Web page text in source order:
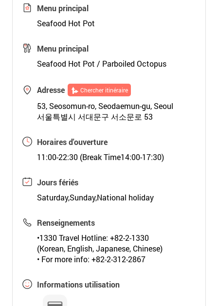
Menu principal
Seafood Hot Pot
Menu principal
Seafood Hot Pot / Parboiled Octopus
Adresse Chercher itinéraire
53, Seosomun-ro, Seodaemun-gu, Seoul
서울특별시 서대문구 서소문로 53
Horaires d'ouverture
11:00-22:30 (Break Time14:00-17:30)
Jours fériés
Saturday,Sunday,National holiday
Renseignements
•1330 Travel Hotline: +82-2-1330
(Korean, English, Japanese, Chinese)
• For more info: +82-2-312-2867
Informations utilisation